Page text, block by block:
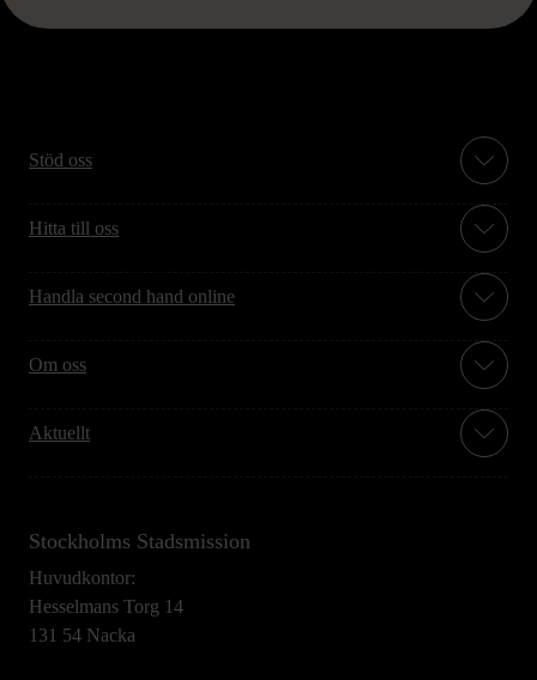
Stöd oss
Hitta till oss
Handla second hand online
Om oss
Aktuellt
Stockholms Stadsmission
Huvudkontor:
Hesselmans Torg 14
131 54 Nacka